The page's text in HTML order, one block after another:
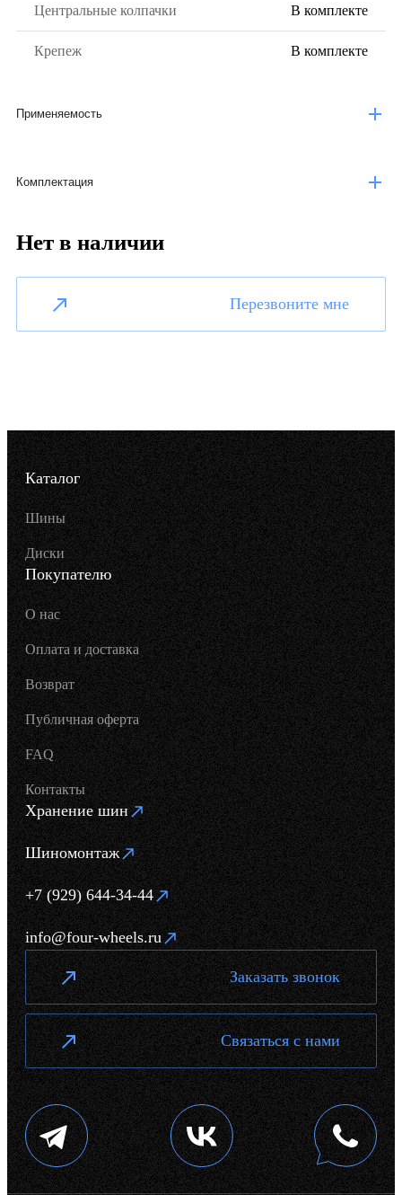
Центральные колпачки В комплекте
Крепеж В комплекте
Применяемость
Комплектация
Нет в наличии
Перезвоните мне
Каталог
Шины
Диски
Покупателю
О нас
Оплата и доставка
Возврат
Публичная оферта
FAQ
Контакты
Хранение шин
Шиномонтаж
+7 (929) 644-34-44
info@four-wheels.ru
Заказать звонок
Связаться с нами